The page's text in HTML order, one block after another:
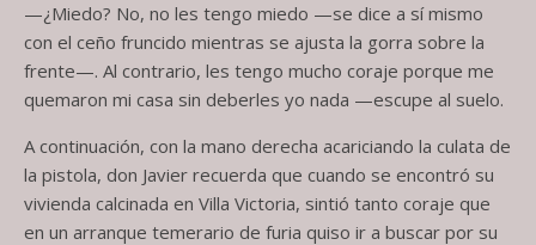
—¿Miedo? No, no les tengo miedo —se dice a sí mismo
con el ceño fruncido mientras se ajusta la gorra sobre la
frente—. Al contrario, les tengo mucho coraje porque me
quemaron mi casa sin deberles yo nada —escupe al suelo.
A continuación, con la mano derecha acariciando la culata de
la pistola, don Javier recuerda que cuando se encontró su
vivienda calcinada en Villa Victoria, sintió tanto coraje que
en un arranque temerario de furia quiso ir a buscar por su